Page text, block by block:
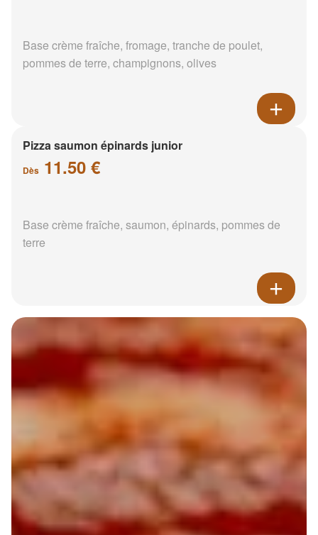
Base crème fraîche, fromage, tranche de poulet,
pommes de terre, champignons, olives
Pizza saumon épinards junior
Dès 11.50 €
Base crème fraîche, saumon, épinards, pommes de
terre